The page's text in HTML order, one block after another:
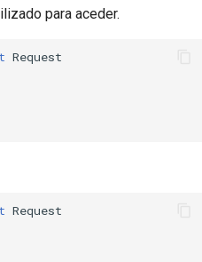
para aceder.
Request
Request